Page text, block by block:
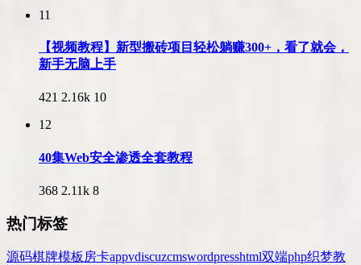
11
【视频教程】新型搬砖项目轻松躺赚300+，看了就会，
新手无脑上手
421 2.16k 10
12
40集Web安全渗透全套教程
368 2.11k 8
热门标签
源码棋牌模板 房卡appvdiscuzcmswordpresshtml双端php织梦教